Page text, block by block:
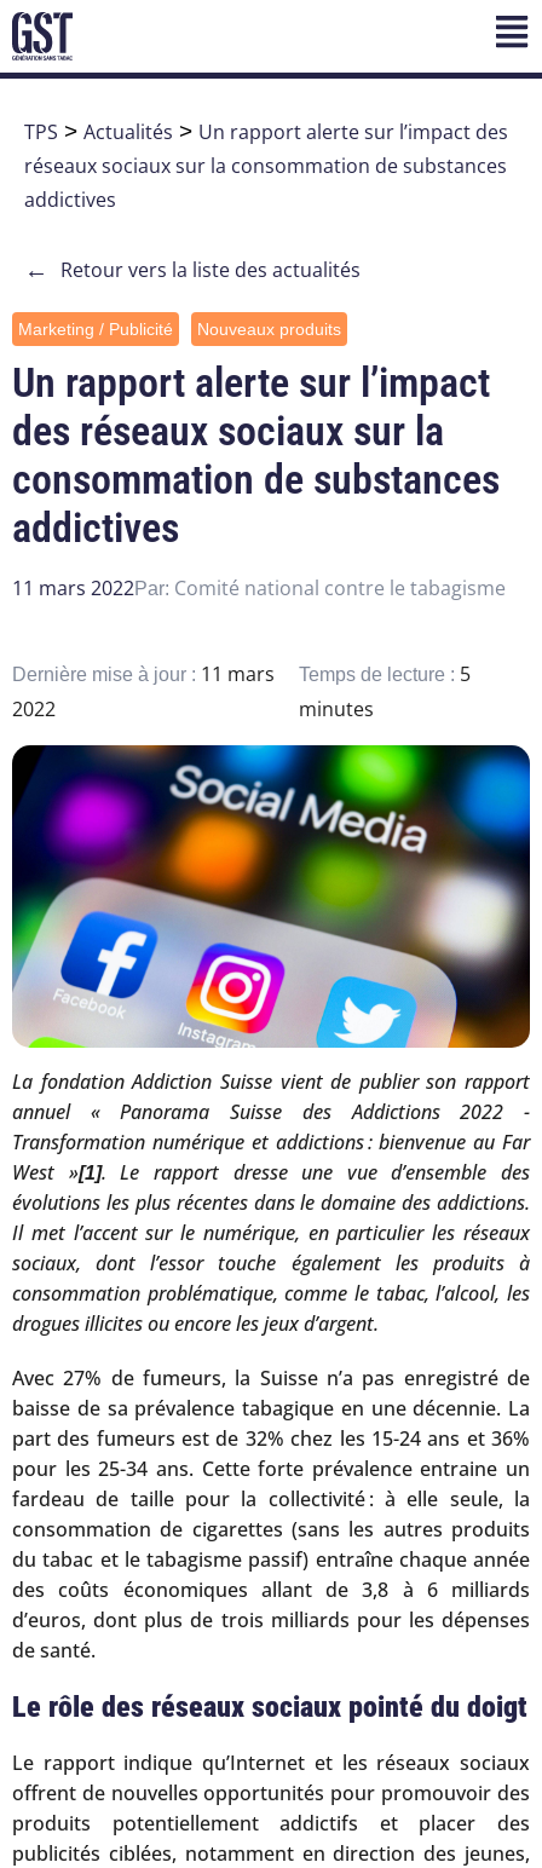
TPS > Actualités > Un rapport alerte sur l’impact des
réseaux sociaux sur la consommation de substances
addictives
← Retour vers la liste des actualités
Marketing / Publicité Nouveaux produits
Un rapport alerte sur l’impact
des réseaux sociaux sur la
consommation de substances
addictives
11 mars 2022Par: Comité national contre le tabagisme
Dernière mise à jour : 11 mars
2022
Temps de lecture : 5
minutes
La fondation Addiction Suisse vient de publier son rapport
annuel « Panorama Suisse des Addictions 2022 -
Transformation numérique et addictions : bienvenue au Far
West »[1]. Le rapport dresse une vue d’ensemble des
évolutions les plus récentes dans le domaine des addictions.
Il met l’accent sur le numérique, en particulier les réseaux
sociaux, dont l’essor touche également les produits à
consommation problématique, comme le tabac, l’alcool, les
drogues illicites ou encore les jeux d’argent.
Avec 27% de fumeurs, la Suisse n’a pas enregistré de
baisse de sa prévalence tabagique en une décennie. La
part des fumeurs est de 32% chez les 15-24 ans et 36%
pour les 25-34 ans. Cette forte prévalence entraine un
fardeau de taille pour la collectivité : à elle seule, la
consommation de cigarettes (sans les autres produits
du tabac et le tabagisme passif) entraîne chaque année
des coûts économiques allant de 3,8 à 6 milliards
d’euros, dont plus de trois milliards pour les dépenses
de santé.
Le rôle des réseaux sociaux pointé du doigt
Le rapport indique qu’Internet et les réseaux sociaux
offrent de nouvelles opportunités pour promouvoir des
produits potentiellement addictifs et placer des
publicités ciblées, notamment en direction des jeunes,